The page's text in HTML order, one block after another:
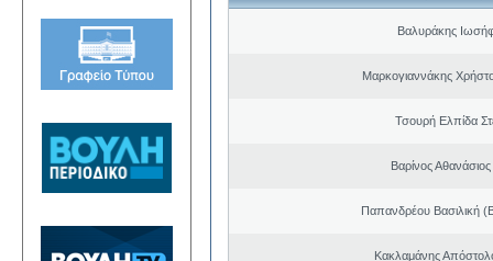
Βαλυράκης
Μαρκογιαννάκης
Τσουρή Ελπίδα
Βαρίνος
Παπανδρέου Βασιλική
Κακλαμάνης